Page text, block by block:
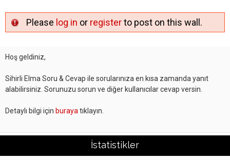
Please log in or registerto post on this wall.
Hoş geldiniz,
Sihirli Elma Soru & Cevap ile sorularınıza en kısa zamanda yanıt
alabilirsiniz. Sorunuzu sorun ve diğer kullanıcılar cevap versin.
Detaylı bilgi için buraya tıklayın.
İstatistikler